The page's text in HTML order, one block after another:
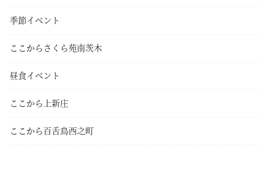
季節イベント
ここからさくら苑南茨木
昼食イベント
ここから上新庄
ここから百舌鳥西之町